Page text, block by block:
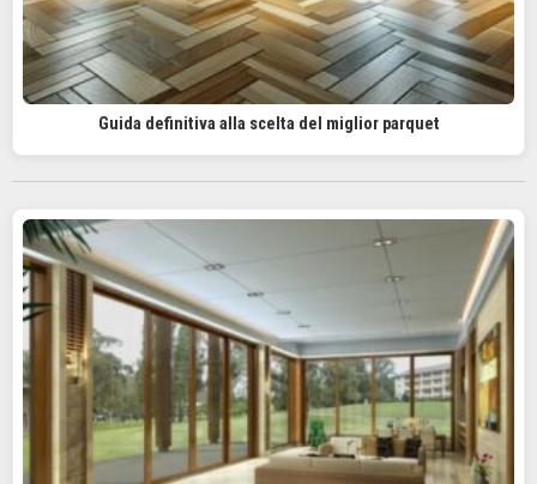
Guida definitiva alla scelta del miglior parquet